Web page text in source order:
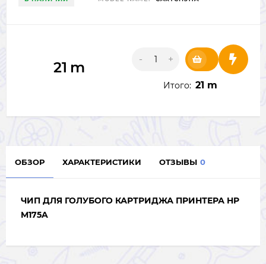
21 m - +
Итого: 21 m
ОБЗОР ХАРАКТЕРИСТИКИ ОТЗЫВЫ 0
ЧИП ДЛЯ ГОЛУБОГО КАРТРИДЖА ПРИНТЕРА HP
M175A